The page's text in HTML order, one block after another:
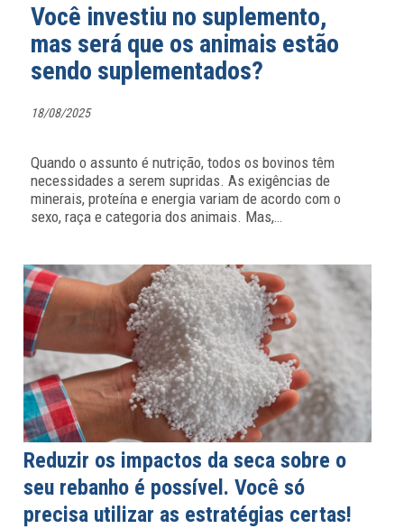
Você investiu no suplemento,
mas será que os animais estão
sendo suplementados?
18/08/2025
Quando o assunto é nutrição, todos os bovinos têm
necessidades a serem supridas. As exigências de
minerais, proteína e energia variam de acordo com o
sexo, raça e categoria dos animais. Mas,
Reduzir os impactos da seca sobre o
seu rebanho é possível. Você só
precisa utilizar as estratégias certas!